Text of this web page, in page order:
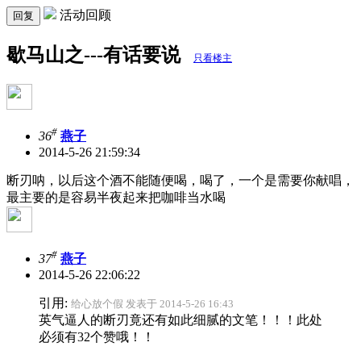
回复 活动回顾
歇马山之---有话要说 只看楼主
36# 燕子
2014-5-26 21:59:34
断刃呐，以后这个酒不能随便喝，喝了，一个是需要你献唱，
最主要的是容易半夜起来把咖啡当水喝
37# 燕子
2014-5-26 22:06:22
引用: 给心放个假 发表于 2014-5-26 16:43
英气逼人的断刃竟还有如此细腻的文笔！！！此处
必须有32个赞哦！！